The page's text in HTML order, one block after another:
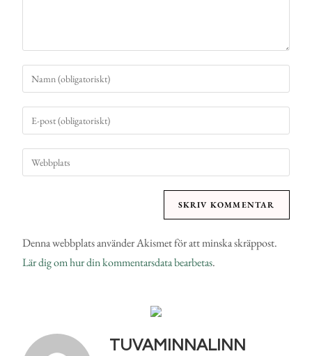
Denna webbplats använder Akismet för att minska skräppost.
Lär dig om hur din kommentarsdata bearbetas.
TUVAMINNALINN